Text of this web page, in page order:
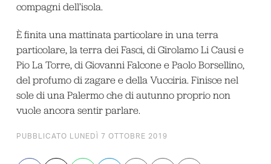
compagni dell’isola.
È finita una mattinata particolare in una terra
particolare, la terra dei Fasci, di Girolamo Li Causi e
Pio La Torre, di Giovanni Falcone e Paolo Borsellino,
del profumo di zagare e della Vucciria. Finisce nel
sole di una Palermo che di autunno proprio non
vuole ancora sentir parlare.
PUBBLICATO LUNEDÌ 7 OTTOBRE 2019